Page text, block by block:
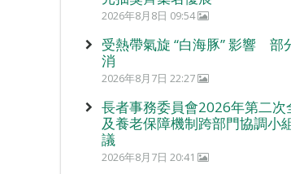
2026年8月8日 09:54
受熱帶氣旋 “白海豚” 影響 部
消
2026年8月7日 22:27
長者事務委員會2026年第二次
及養老保障機制跨部門協調小
議
2026年8月7日 20:41